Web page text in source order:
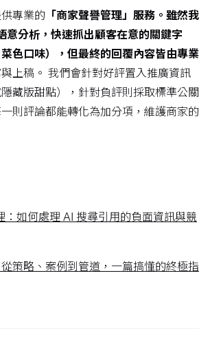
專業的 「商家聲譽管理」服務。雖然我
意分析，快速抓出顧客在意的關鍵字
菜色口味），但最終的回覆內容皆由專業
上稿。 我們會針對好評置入推廣資訊
隱藏版甜點），針對負評則採取標準公關
則評論都能轉化為加分項，維護商家的
：如何處理 AI 搜尋引用的負面資訊與競
策略、案例到管道，一篇搞懂的終極指